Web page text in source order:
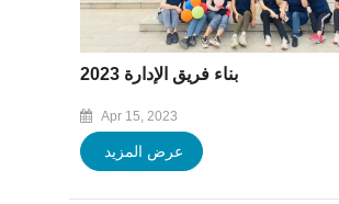
بناء فريق الإدارة 2023
Apr 15, 2023
عرض المزيد